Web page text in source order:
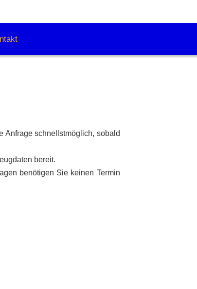
Anfrage schnellstmöglich, sobald
bereit.
benötigen Sie keinen Termin